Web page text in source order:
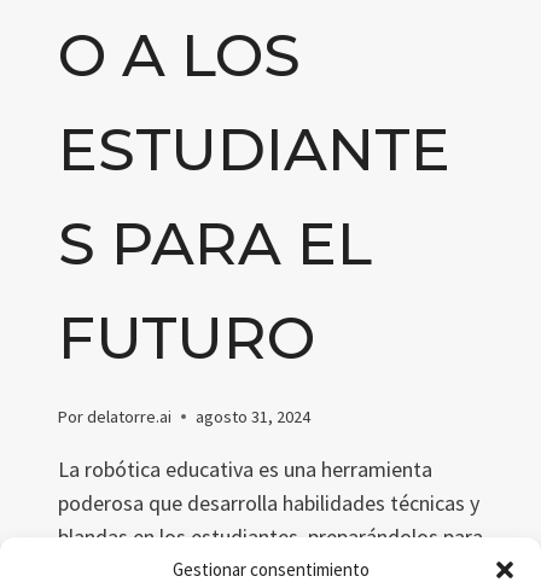
Gestionar consentimiento
O A LOS
ESTUDIANTE
S PARA EL
FUTURO
Pordelatorre.ai agosto 31, 2024
La robótica educativa es una herramienta
poderosa que desarrolla habilidades técnicas y
blandas en los estudiantes, preparándolos para
el futuro. Este artículo explora cómo